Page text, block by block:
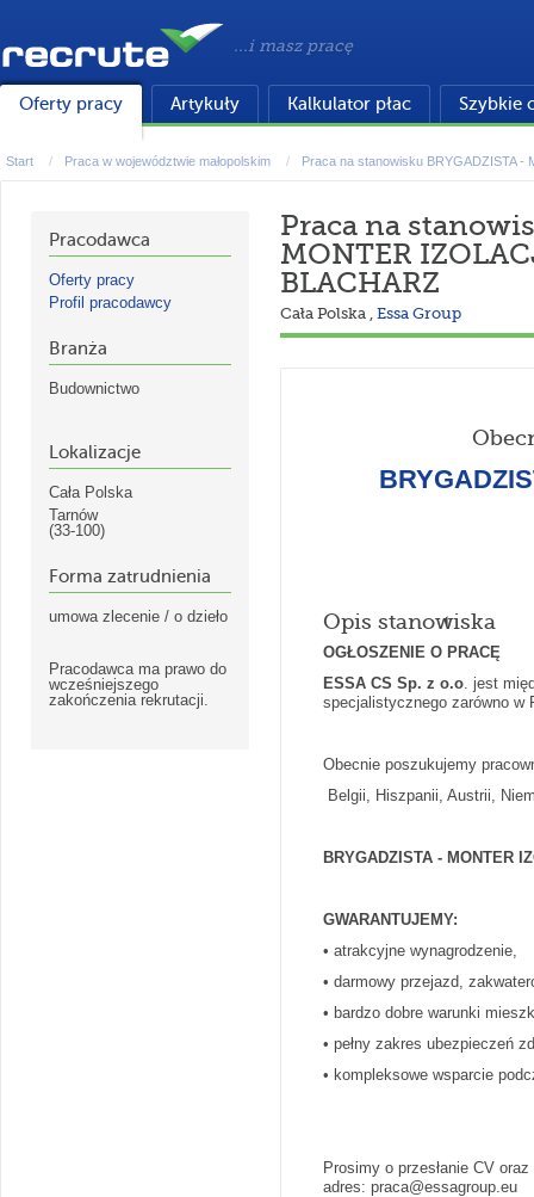
...i masz pracę
Oferty pracy Artykuły Kalkulator płac Szybkie
Start Praca w województwie małopolskim Praca na stanowisku BRYGADZISTA -
Pracodawca
Oferty pracy
Profil pracodawcy
Branża
Budownictwo
Lokalizacje
Cała Polska
Tarnów
(33-100)
Forma zatrudnienia
umowa zlecenie / o dzieło
Pracodawca ma prawo do
wcześniejszego
zakończenia rekrutacji.
Praca na
MONTER
BLACHARZ
Cała Polska, Essa Group
Opis stanowiska
OGŁOSZENIE O PRACĘ
ESSA CS Sp. z o.o. jest
specjalistycznego zarówno w
Obecnie poszukujemy
Belgii, Hiszpanii, Austrii,
BRYGADZISTA - MONTER
GWARANTUJEMY:
• atrakcyjne wynagrodzenie,
• darmowy przejazd,
• bardzo dobre warunki
• pełny zakres ubezpieczeń
• kompleksowe wsparcie
Prosimy o przesłanie CV
adres: praca@essagroup.eu